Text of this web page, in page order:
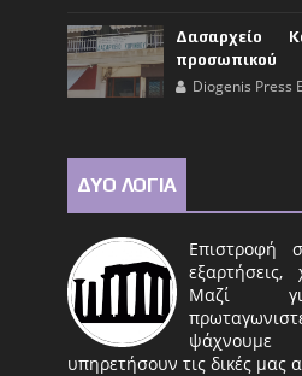
Δασαρχείο
προσωπικού
Diogenis Press
ΔΥΟ ΛΟΓΙΑ
Επιστροφή
εξαρτήσεις,
Μαζί
υπηρετήσουν τις δικές μας